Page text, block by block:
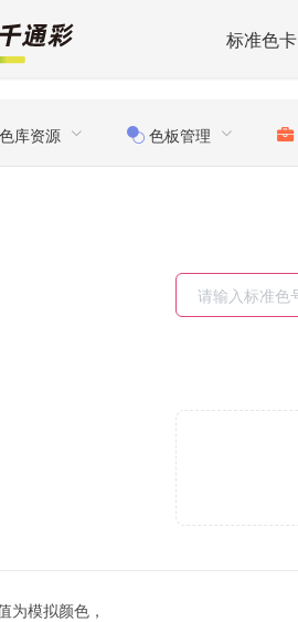
标准色卡
色库资源 色板管理
为模拟颜色，